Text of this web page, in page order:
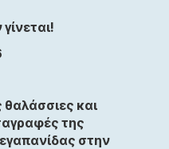
και
της
στην